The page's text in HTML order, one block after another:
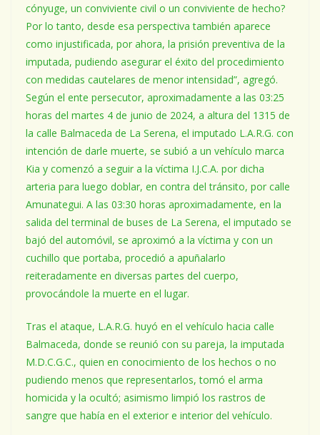
cónyuge, un conviviente civil o un conviviente de hecho?
Por lo tanto, desde esa perspectiva también aparece
como injustificada, por ahora, la prisión preventiva de la
imputada, pudiendo asegurar el éxito del procedimiento
con medidas cautelares de menor intensidad”, agregó.
Según el ente persecutor, aproximadamente a las 03:25
horas del martes 4 de junio de 2024, a altura del 1315 de
la calle Balmaceda de La Serena, el imputado L.A.R.G. con
intención de darle muerte, se subió a un vehículo marca
Kia y comenzó a seguir a la víctima I.J.C.A. por dicha
arteria para luego doblar, en contra del tránsito, por calle
Amunategui. A las 03:30 horas aproximadamente, en la
salida del terminal de buses de La Serena, el imputado se
bajó del automóvil, se aproximó a la víctima y con un
cuchillo que portaba, procedió a apuñalarlo
reiteradamente en diversas partes del cuerpo,
provocándole la muerte en el lugar.
Tras el ataque, L.A.R.G. huyó en el vehículo hacia calle
Balmaceda, donde se reunió con su pareja, la imputada
M.D.C.G.C., quien en conocimiento de los hechos o no
pudiendo menos que representarlos, tomó el arma
homicida y la ocultó; asimismo limpió los rastros de
sangre que había en el exterior e interior del vehículo.